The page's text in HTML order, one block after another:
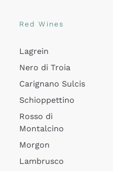
Red Wines
Lagrein
Nero di Troia
Carignano Sulcis
Schioppettino
Rosso di
Montalcino
Morgon
Lambrusco